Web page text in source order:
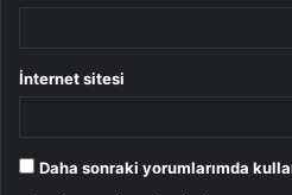
İnternet sitesi
Daha sonraki yorumlarımda